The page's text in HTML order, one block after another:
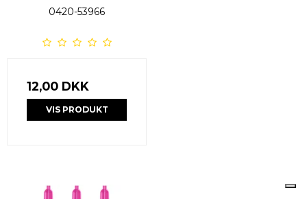
0420-53966
12,00 DKK
VIS PRODUKT